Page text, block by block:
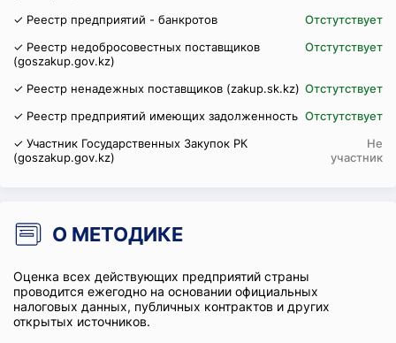
✓ Реестр предприятий - банкротов
Отстутствует
✓ Реестр недобросовестных поставщиков
(goszakup.gov.kz)
Отстутствует
✓ Реестр ненадежных поставщиков (zakup.sk.kz) Отстутствует
✓ Реестр предприятий имеющих задолженность Отстутствует
✓ Участник Государственных Закупок РК
(goszakup.gov.kz)
Не
участник
О МЕТОДИКЕ
Оценка всех действующих предприятий страны
проводится ежегодно на основании официальных
налоговых данных, публичных контрактов и других
открытых источников.